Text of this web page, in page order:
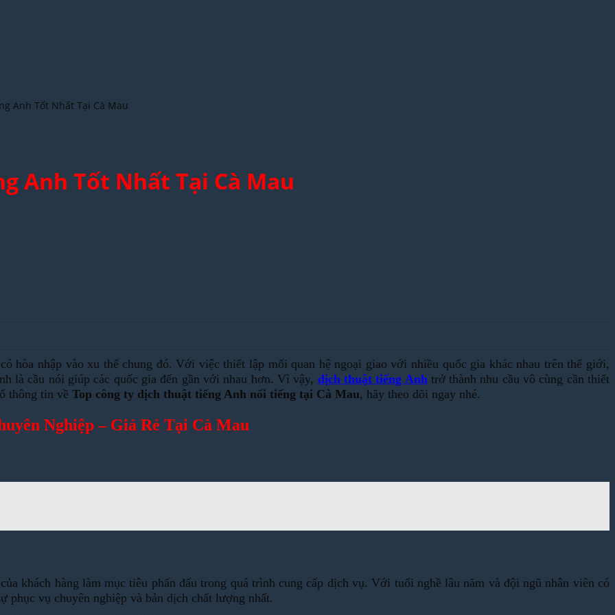
Anh Tốt Nhất Tại Cà Mau
Anh Tốt Nhất Tại Cà Mau
hòa nhập vào xu thế chung đó. Với việc thiết lập mối quan hệ ngoại giao với nhiều quốc gia khác nhau trên thế giới,
là cầu nói giúp các quốc gia đến gần với nhau hơn. Vì vậy, dịch thuật tiếng Anhtrở thành nhu cầu vô cùng cần thiết
thông tin về Top công ty dịch thuật tiếng Anh nổi tiếng tại Cà Mau, hãy theo dõi ngay nhé.
Nghiệp – Giả Rẻ Tại Cà Mau
khách hàng làm mục tiêu phấn đấu trong quá trình cung cấp dịch vụ. Với tuổi nghề lâu năm và đội ngũ nhân viên có
phục vụ chuyên nghiệp và bản dịch chất lượng nhất.